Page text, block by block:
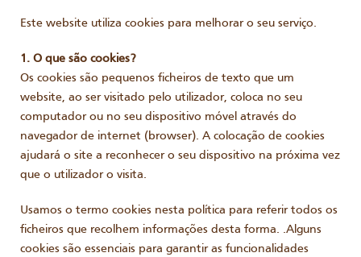
Este website utiliza cookies para melhorar o seu serviço.
1. O que são cookies?
Os cookies são pequenos ficheiros de texto que um
website, ao ser visitado pelo utilizador, coloca no seu
computador ou no seu dispositivo móvel através do
navegador de internet (browser). A colocação de cookies
ajudará o site a reconhecer o seu dispositivo na próxima vez
que o utilizador o visita.
Usamos o termo cookies nesta política para referir todos os
ficheiros que recolhem informações desta forma. .Alguns
cookies são essenciais para garantir as funcionalidades